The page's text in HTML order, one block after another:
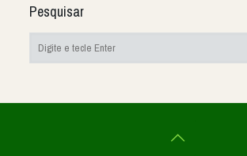
Pesquisar